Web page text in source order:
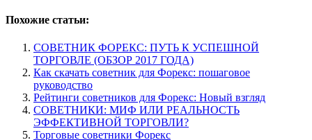
Похожие статьи:
СОВЕТНИК ФОРЕКС: ПУТЬ К УСПЕШНОЙ
ТОРГОВЛЕ (ОБЗОР 2017 ГОДА)
Как скачать советник для Форекс: пошаговое
руководство
Рейтинги советников для Форекс: Новый взгляд
СОВЕТНИКИ: МИФ ИЛИ РЕАЛЬНОСТЬ
ЭФФЕКТИВНОЙ ТОРГОВЛИ?
Торговые советники Форекс